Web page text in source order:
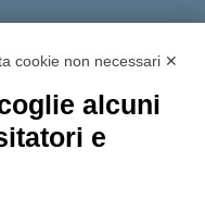
Privacy Policy
di accessibilità
cookie non necessari ✕
alcuni
e